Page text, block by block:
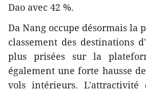
Dao avec 42 %.
Da Nang occupe désormais la
classement des destinations
plus prisées sur la
également une forte hausse
vols intérieurs. L'attractivité